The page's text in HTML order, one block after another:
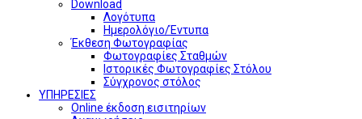
Download
Λογότυπα
Ημερολόγιο/Έντυπα
Έκθεση Φωτογραφίας
Φωτογραφίες Σταθμών
Ιστορικές Φωτογραφίες Στόλου
Σύγχρονος στόλος
ΥΠΗΡΕΣΙΕΣ
Online έκδοση εισιτηρίων